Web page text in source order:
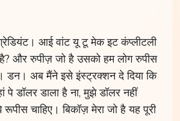
आई वांट यू टू मेक इट कंप्लीटली
और रुपीज़ जो है उसको हम लोग रुपीस
डन। अब मैंने इसे इंस्ट्रक्शन दे दिया कि
पे डॉलर डाला है ना, मुझे डॉलर नहीं
चाहिए। बिकॉज़ मेरा जो है यह पूरी